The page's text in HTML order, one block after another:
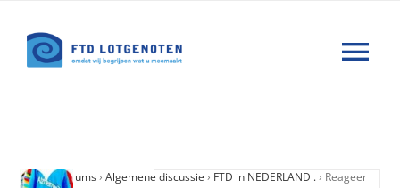
naar
inhoud
Hulp
Home› Forums› Algemene discussie › FTD in NEDERLAND .› Reageer